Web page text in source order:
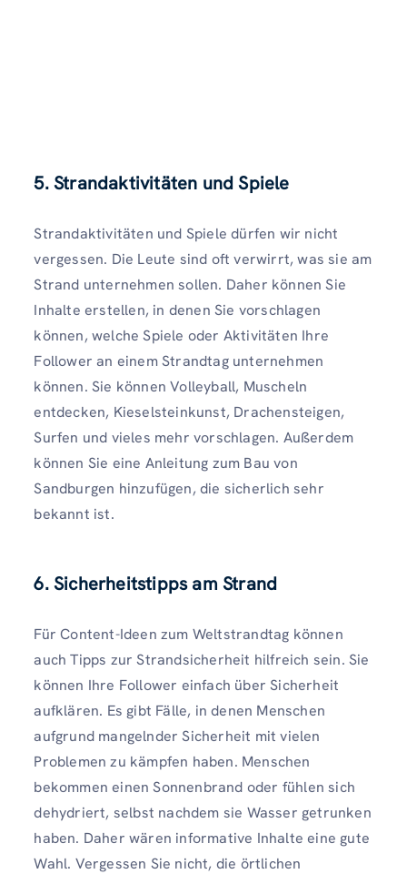
5. Strandaktivitäten und Spiele
Strandaktivitäten und Spiele dürfen wir nicht
vergessen. Die Leute sind oft verwirrt, was sie am
Strand unternehmen sollen. Daher können Sie
Inhalte erstellen, in denen Sie vorschlagen
können, welche Spiele oder Aktivitäten Ihre
Follower an einem Strandtag unternehmen
können. Sie können Volleyball, Muscheln
entdecken, Kieselsteinkunst, Drachensteigen,
Surfen und vieles mehr vorschlagen. Außerdem
können Sie eine Anleitung zum Bau von
Sandburgen hinzufügen, die sicherlich sehr
bekannt ist.
6. Sicherheitstipps am Strand
Für Content-Ideen zum Weltstrandtag können
auch Tipps zur Strandsicherheit hilfreich sein. Sie
können Ihre Follower einfach über Sicherheit
aufklären. Es gibt Fälle, in denen Menschen
aufgrund mangelnder Sicherheit mit vielen
Problemen zu kämpfen haben. Menschen
bekommen einen Sonnenbrand oder fühlen sich
dehydriert, selbst nachdem sie Wasser getrunken
haben. Daher wären informative Inhalte eine gute
Wahl. Vergessen Sie nicht, die örtlichen